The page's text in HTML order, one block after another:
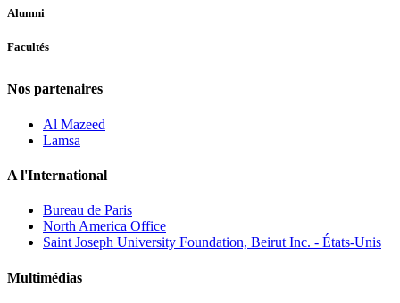
Alumni
Facultés
Nos partenaires
Al Mazeed
Lamsa
A l'International
Bureau de Paris
North America Office
Saint Joseph University Foundation, Beirut Inc. - États-Unis
Multimédias